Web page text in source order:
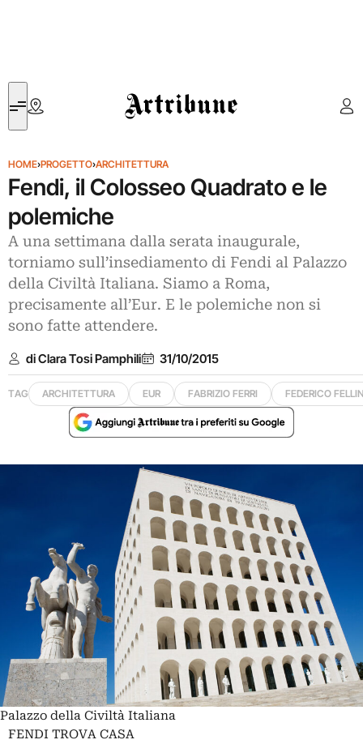
Artribune
HOME›PROGETTO›ARCHITETTURA
Fendi, il Colosseo Quadrato e le
polemiche
A una settimana dalla serata inaugurale,
torniamo sull’insediamento di Fendi al Palazzo
della Civiltà Italiana. Siamo a Roma,
precisamente all’Eur. E le polemiche non si
sono fatte attendere.
di Clara Tosi Pamphili 31/10/2015
TAG ARCHITETTURA EUR FABRIZIO FERRI FEDERICO
Palazzo della Civiltà Italiana
FENDI TROVA CASA